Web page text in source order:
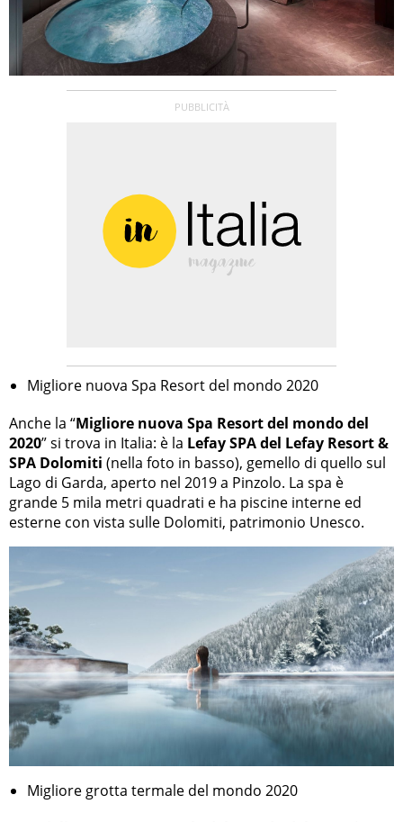
Migliore nuova Spa Resort del mondo 2020
Anche la “Migliore nuova Spa Resort del mondo del
2020” si trova in Italia: è la Lefay SPA del Lefay Resort &
SPA Dolomiti (nella foto in basso), gemello di quello sul
Lago di Garda, aperto nel 2019 a Pinzolo. La spa è
grande 5 mila metri quadrati e ha piscine interne ed
esterne con vista sulle Dolomiti, patrimonio Unesco.
Migliore grotta termale del mondo 2020